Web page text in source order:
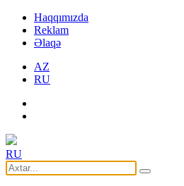
Haqqımızda
Reklam
Əlaqə
AZ
RU
RU